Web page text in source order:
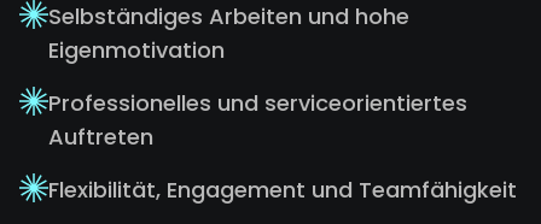
Selbständiges Arbeiten und hohe
Eigenmotivation
Professionelles und serviceorientiertes
Auftreten
Flexibilität, Engagement und Teamfähigkeit